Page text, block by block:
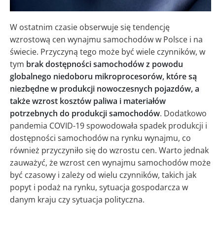
W ostatnim czasie obserwuje się tendencję
wzrostową cen wynajmu samochodów w Polsce i na
świecie. Przyczyną tego może być wiele czynników, w
tym brak dostępności samochodów z powodu
globalnego niedoboru mikroprocesorów, które są
niezbędne w produkcji nowoczesnych pojazdów, a
także wzrost kosztów paliwa i materiałów
potrzebnych do produkcji samochodów. Dodatkowo
pandemia COVID-19 spowodowała spadek produkcji i
dostępności samochodów na rynku wynajmu, co
również przyczyniło się do wzrostu cen. Warto jednak
zauważyć, że wzrost cen wynajmu samochodów może
być czasowy i zależy od wielu czynników, takich jak
popyt i podaż na rynku, sytuacja gospodarcza w
danym kraju czy sytuacja polityczna.